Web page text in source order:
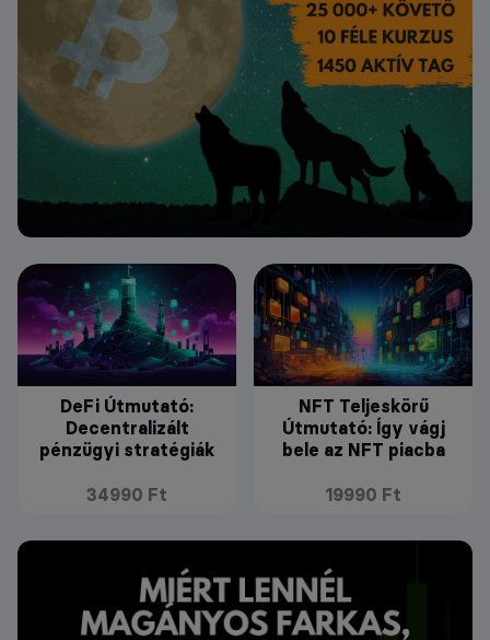
DeFi Útmutató:
Decentralizált
pénzügyi stratégiák
34990 Ft
NFT Teljeskörű
Útmutató: Így vágj
bele az NFT piacba
19990 Ft